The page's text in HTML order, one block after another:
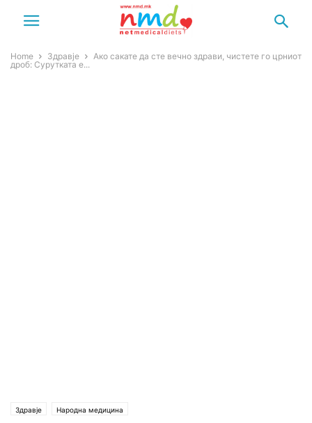
Home Здравје
Ако сакате да сте вечно здрави, чистете го црниот
дроб: Сурутката е...
Здравје Народна медицина